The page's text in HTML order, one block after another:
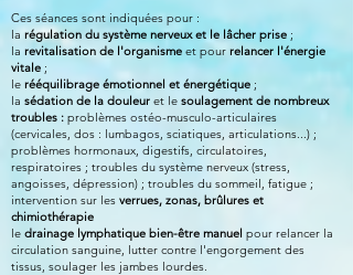
Ces séances sont indiquées pour ​:
la régulation du système nerveux et le lâcher prise ;
la revitalisation de l'organisme et pour relancer l'énergie
vitale ;
le rééquilibrage émotionnel et énergétique ;
la sédation de la douleur et le soulagement de nombreux
troubles : problèmes ostéo-musculo-articulaires
(cervicales, dos : lumbagos, sciatiques, articulations...) ;
problèmes hormonaux, digestifs, circulatoires,
respiratoires ; troubles du système nerveux (stress,
angoisses, dépression) ; troubles du sommeil, fatigue ;
intervention sur les verrues, zonas, brûlures et
chimiothérapie
le drainage lymphatique bien-être manuel pour relancer la
circulation sanguine, lutter contre l'engorgement des
tissus, soulager les jambes lourdes.